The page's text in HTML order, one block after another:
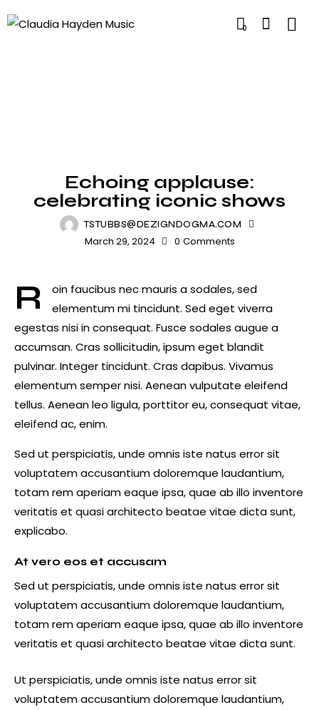
0
Echoing applause:
celebrating iconic shows
TSTUBBS@DEZIGNDOGMA.COM
March 29, 2024 0 Comments
R
oin faucibus nec mauris a sodales, sed
elementum mi tincidunt. Sed eget viverra
egestas nisi in consequat. Fusce sodales augue a
accumsan. Cras sollicitudin, ipsum eget blandit
pulvinar. Integer tincidunt. Cras dapibus. Vivamus
elementum semper nisi. Aenean vulputate eleifend
tellus. Aenean leo ligula, porttitor eu, consequat vitae,
eleifend ac, enim.
Sed ut perspiciatis, unde omnis iste natus error sit
voluptatem accusantium doloremque laudantium,
totam rem aperiam eaque ipsa, quae ab illo inventore
veritatis et quasi architecto beatae vitae dicta sunt,
explicabo.
At vero eos et accusam
Sed ut perspiciatis, unde omnis iste natus error sit
voluptatem accusantium doloremque laudantium,
totam rem aperiam eaque ipsa, quae ab illo inventore
veritatis et quasi architecto beatae vitae dicta sunt.
Ut perspiciatis, unde omnis iste natus error sit
voluptatem accusantium doloremque laudantium,